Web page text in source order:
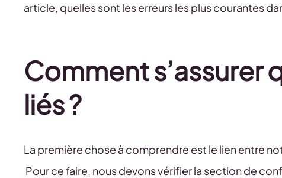
article, quelles sont les erreurs les plus courantes
Comment s’assurer
liés ?
La première chose à comprendre est le lien entre
Pour ce faire, nous devons vérifier la section de